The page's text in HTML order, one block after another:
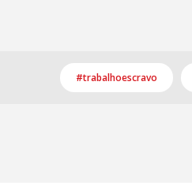
#trabalhoescravo